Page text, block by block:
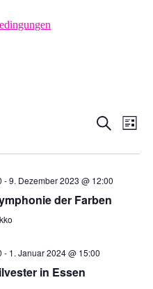
und
Suche
Liste
-9. Dezember 2023 @ 12:00
der Farben
- 1. Januar 2024 @ 15:00
in Essen